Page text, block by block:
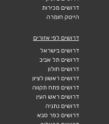
דרושים מכירות
הייטק חומרה
דרושים לפי אזורים
דרושים בישראל
דרושים תל אביב
דרושים חולון
דרושים ראשון לציון
דרושים פתח תקווה
דרושים ראש העין
דרושים נתניה
דרושים כפר סבא